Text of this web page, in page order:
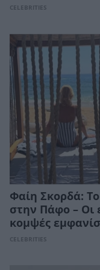
CELEBRITIES
Φαίη Σκορδά:
στην Πάφο – Οι
κομψές
CELEBRITIES